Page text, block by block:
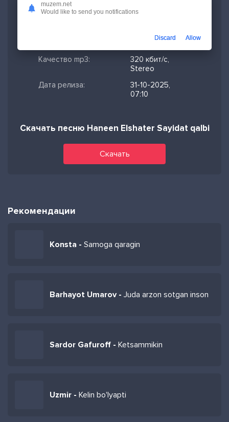
Формат:
MP3
5.93 МБ
Качество mp3:
320 кбит/с,
Stereo
Дата релиза:
31-10-2025,
07:10
Скачать песню Haneen Elshater Sayidat qalbi
Скачать
Рекомендации
Konsta - Samoga qaragin
Barhayot Umarov - Juda arzon sotgan inson
Sardor Gafuroff - Ketsammikin
Uzmir - Kelin bo'lyapti
muzem.net
Would like to send you notifications
Discard Allow